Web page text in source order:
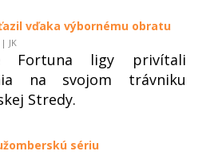
vďaka výbornému obratu
JK
ligy privítali
na svojom trávniku
Stredy.
sériu